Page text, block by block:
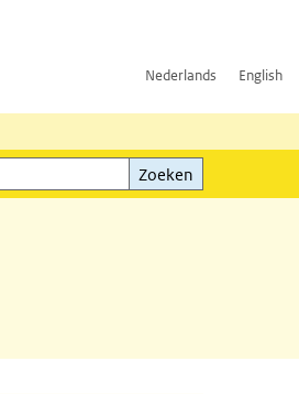
Nederlands English
Zoeken